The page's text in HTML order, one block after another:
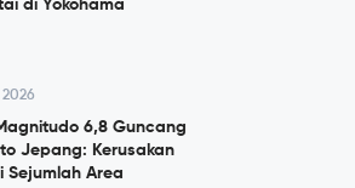
di Yokohama
2026
6,8 Guncang
Jepang: Kerusakan
Sejumlah Area